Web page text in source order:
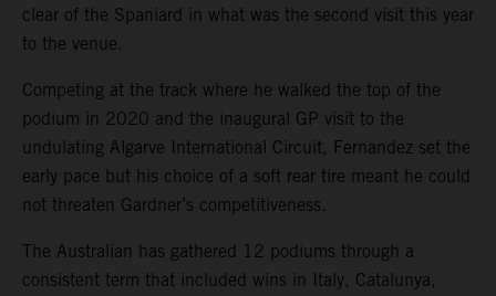
clear of the Spaniard in what was the second visit this year
to the venue.
Competing at the track where he walked the top of the
podium in 2020 and the inaugural GP visit to the
undulating Algarve International Circuit, Fernandez set the
early pace but his choice of a soft rear tire meant he could
not threaten Gardner’s competitiveness.
The Australian has gathered 12 podiums through a
consistent term that included wins in Italy, Catalunya,